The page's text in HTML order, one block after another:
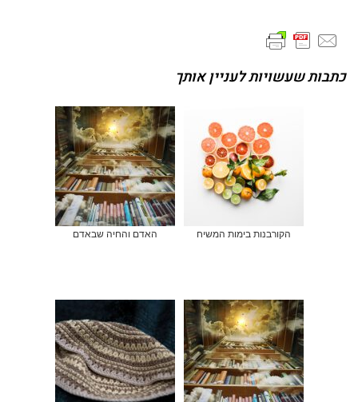
כתבות שעשויות לעניין אותך
הקורבנות בימות המשיח האדם והחיה שבאדם